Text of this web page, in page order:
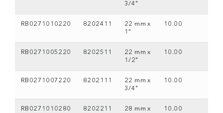
3/4"
RB0271010220 8202411
22 mm x
1"
10.00
RB0271005220 8202511
22 mm x
1/2"
10.00
RB0271007220 8202111
22 mm x
3/4"
10.00
RB0271010280 8202211
28 mm x
10.00